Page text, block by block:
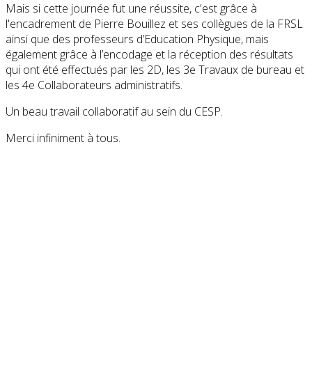
Mais si cette journée fut une réussite, c'est grâce à
l'encadrement de Pierre Bouillez et ses collègues de la FRSL
ainsi que des professeurs d’Education Physique, mais
également grâce à l’encodage et la réception des résultats
qui ont été effectués par les 2D, les 3e Travaux de bureau et
les 4e Collaborateurs administratifs.
Un beau travail collaboratif au sein du CESP.
Merci infiniment à tous.